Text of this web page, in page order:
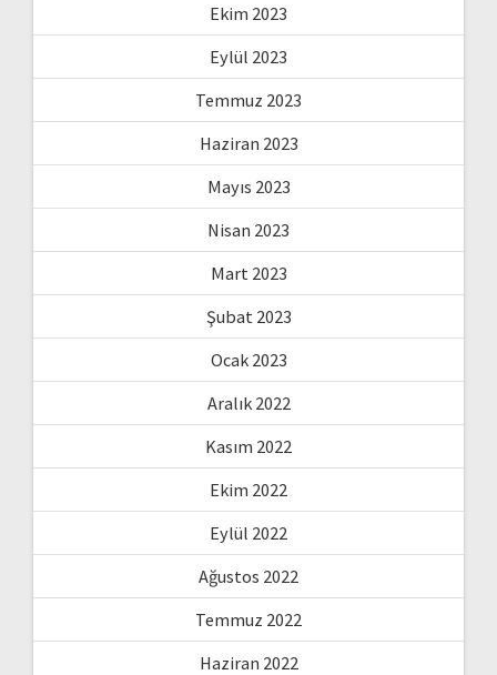
Ekim 2023
Eylül 2023
Temmuz 2023
Haziran 2023
Mayıs 2023
Nisan 2023
Mart 2023
Şubat 2023
Ocak 2023
Aralık 2022
Kasım 2022
Ekim 2022
Eylül 2022
Ağustos 2022
Temmuz 2022
Haziran 2022